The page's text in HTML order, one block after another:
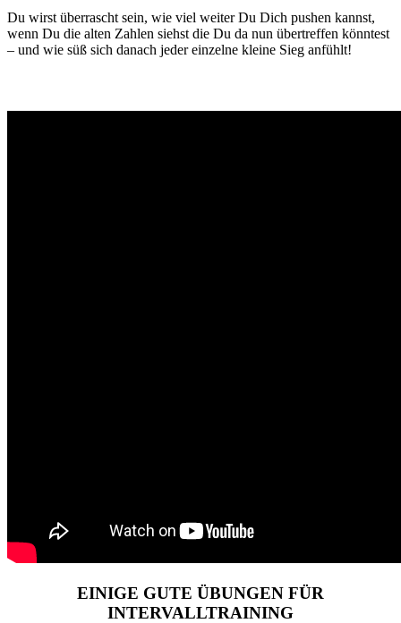
Du wirst überrascht sein, wie viel weiter Du Dich pushen kannst,
wenn Du die alten Zahlen siehst die Du da nun übertreffen könntest
– und wie süß sich danach jeder einzelne kleine Sieg anfühlt!
EINIGE GUTE ÜBUNGEN FÜR
INTERVALLTRAINING